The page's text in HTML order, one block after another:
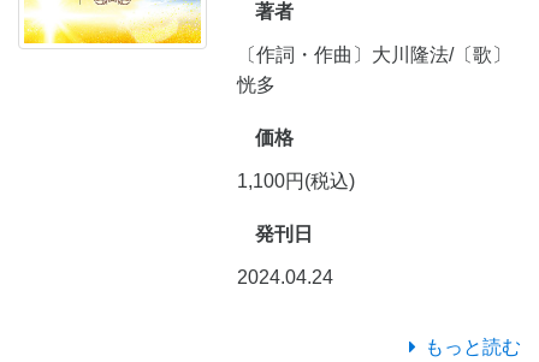
著者
〔作詞・作曲〕大川隆法/〔歌〕
恍多
価格
1,100円(税込)
発刊日
2024.04.24
もっと読む